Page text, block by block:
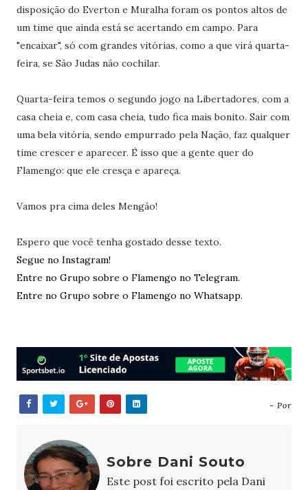
disposição do Everton e Muralha foram os pontos altos de
um time que ainda está se acertando em campo. Para
"encaixar", só com grandes vitórias, como a que virá quarta-
feira, se São Judas não cochilar.
Quarta-feira temos o segundo jogo na Libertadores, com a
casa cheia e, com casa cheia, tudo fica mais bonito. Sair com
uma bela vitória, sendo empurrado pela Nação, faz qualquer
time crescer e aparecer. É isso que a gente quer do
Flamengo: que ele cresça e apareça.
Vamos pra cima deles Mengão!
Espero que você tenha gostado desse texto.
Segue no Instagram!
Entre no Grupo sobre o Flamengo no Telegram.
Entre no Grupo sobre o Flamengo no Whatsapp.
- Por
Sobre Dani Souto
Este post foi escrito pela Dani